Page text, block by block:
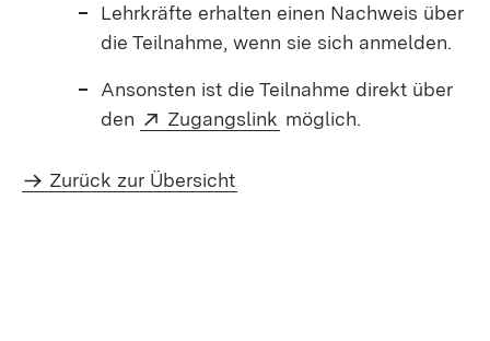
Lehrkräfte erhalten einen Nachweis über
die Teilnahme, wenn sie sich anmelden.
Ansonsten ist die Teilnahme direkt über
den
Extern:
Zugangslink (Öffnet in neuem
möglich.
Zurück zur Übersicht